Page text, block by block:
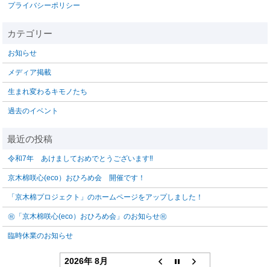
プライバシーポリシー
お知らせ
メディア掲載
生まれ変わるキモノたち
過去のイベント
令和7年 あけましておめでとうございます‼️
京木棉咲心(eco）おひろめ会 開催です！
「京木棉プロジェクト」のホームページをアップしました！
㊗「京木棉咲心(eco）おひろめ会」のお知らせ㊗
臨時休業のお知らせ
2026年 8月